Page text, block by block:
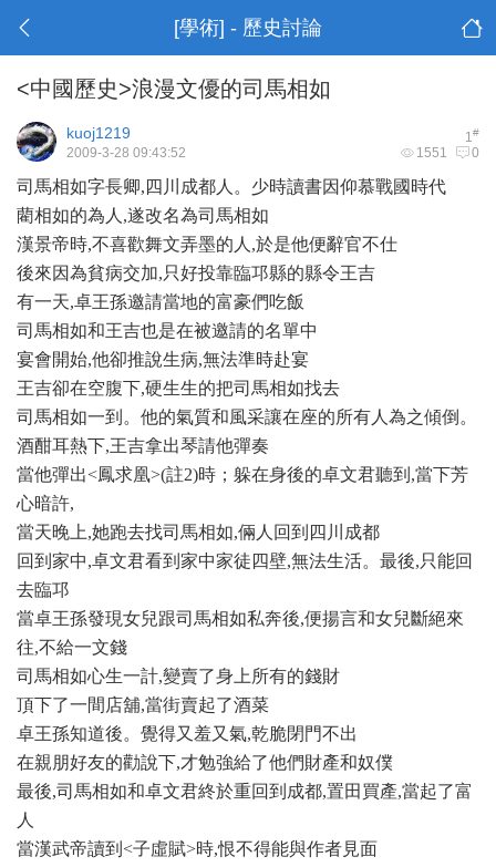
[學術] - 歷史討論
<中國歷史>浪漫文優的司馬相如
1#
kuoj1219
1551 0
2009-3-28 09:43:52
司馬相如字長卿, 四川成都人。少時讀書因仰慕戰國時代
藺相如的為人 ,遂改名為司馬相如
漢景帝時,不喜歡舞文弄墨的人 ,於是他便辭官不仕
後來因為貧病交加, 只好投靠臨邛縣的縣令王吉
有一天,卓王孫邀請當地的富豪們吃飯
司馬相如和王吉也是在被邀請的名單中
宴會開始,他卻推說生病,無法準時赴宴
王吉卻在空腹下,硬生生的把司馬相如找去
司馬相如一到。他的氣質和風采讓在座的所有人為之傾倒。
酒酣耳熱下,王吉拿出琴請他彈奏
當他彈出<鳳求凰>(註2)時；躲在身後的卓文君聽到 ,當下芳
心暗許,
當天晚上,她跑去找司馬相如,倆人回到四川成都
回到家中,卓文君看到家中家徒四壁,無法生活。最後, 只能回
去臨邛
當卓王孫發現女兒跟司馬相如私奔後,便揚言和女兒斷絕來
往,不給一文錢
司馬相如心生一計,變賣了身上所有的錢財
頂下了一間店舖,當街賣起了酒菜
卓王孫知道後。覺得又羞又氣,乾脆閉門不出
在親朋好友的勸說下,才勉強給了他們財產和奴僕
最後,司馬相如和卓文君終於重回到成都,置田買產,當起了富
人
當漢武帝讀到 <子虛賦>時,恨不得能與作者見面